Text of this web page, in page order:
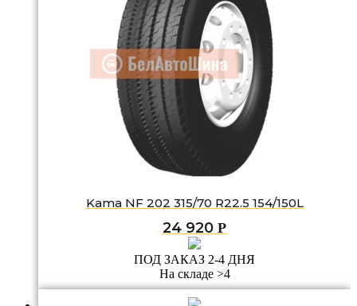
Kama NF 202 315/70 R22.5 154/150L
24 920 Р
ПОД ЗАКАЗ 2-4 ДНЯ
На складе >4